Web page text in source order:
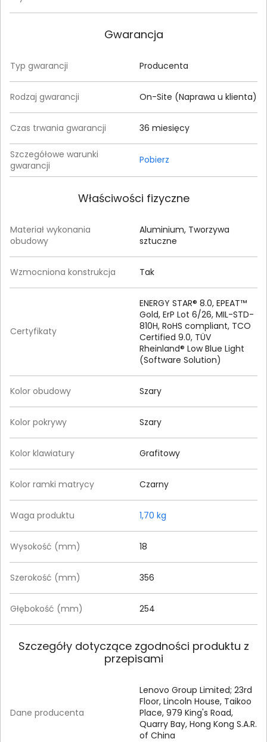
Gwarancja
Typ gwarancji Producenta
Rodzaj gwarancji On-Site (Naprawa u klienta)
Czas trwania gwarancji 36 miesięcy
Szczegółowe warunki
gwarancji
Pobierz
Właściwości fizyczne
Materiał wykonania
obudowy
Aluminium, Tworzywa
sztuczne
Wzmocniona konstrukcja Tak
Certyfikaty
ENERGY STAR® 8.0, EPEAT™
Gold, ErP Lot 6/26, MIL-STD-
810H, RoHS compliant, TCO
Certified 9.0, TÜV
Rheinland® Low Blue Light
(Software Solution)
Kolor obudowy Szary
Kolor pokrywy Szary
Kolor klawiatury Grafitowy
Kolor ramki matrycy Czarny
Waga produktu 1,70 kg
Wysokość (mm) 18
Szerokość (mm) 356
Głębokość (mm) 254
Szczegóły dotyczące zgodności produktu z
przepisami
Dane producenta
Lenovo Group Limited; 23rd
Floor, Lincoln House, Taikoo
Place, 979 King's Road,
Quarry Bay, Hong Kong S.A.R.
of China